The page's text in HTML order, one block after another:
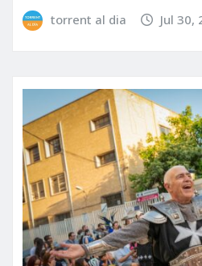
torrent al dia Jul 30,